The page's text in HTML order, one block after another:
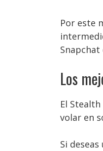
Por este
Snapchat
Los
El
volar en
Si